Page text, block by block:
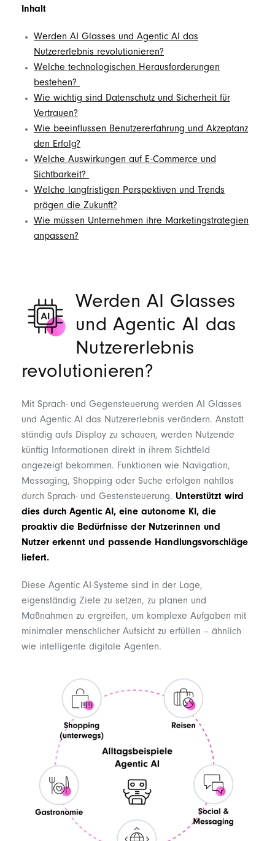
Inhalt
Werden AI Glasses und Agentic AI das
Nutzererlebnis revolutionieren?
Welche technologischen Herausforderungen
bestehen?
Wie wichtig sind Datenschutz und Sicherheit für
Vertrauen?
Wie beeinflussen Benutzererfahrung und Akzeptanz
den Erfolg?
Welche Auswirkungen auf E-Commerce und
Sichtbarkeit?
Welche langfristigen Perspektiven und Trends
prägen die Zukunft?
Wie müssen Unternehmen ihre Marketingstrategien
anpassen?
Werden AI Glasses
und Agentic AI das
Nutzererlebnis
revolutionieren?
Mit Sprach- und Gegensteuerung werden AI Glasses
und Agentic AI das Nutzererlebnis verändern. Anstatt
ständig aufs Display zu schauen, werden Nutzende
künftig Informationen direkt in ihrem Sichtfeld
angezeigt bekommen. Funktionen wie Navigation,
Messaging, Shopping oder Suche erfolgen nahtlos
durch Sprach- und Gestensteuerung. Unterstützt wird
dies durch Agentic AI, eine autonome KI, die
proaktiv die Bedürfnisse der Nutzerinnen und
Nutzer erkennt und passende Handlungsvorschläge
liefert.
Diese Agentic AI-Systeme sind in der Lage,
eigenständig Ziele zu setzen, zu planen und
Maßnahmen zu ergreifen, um komplexe Aufgaben mit
minimaler menschlicher Aufsicht zu erfüllen – ähnlich
wie intelligente digitale Agenten.